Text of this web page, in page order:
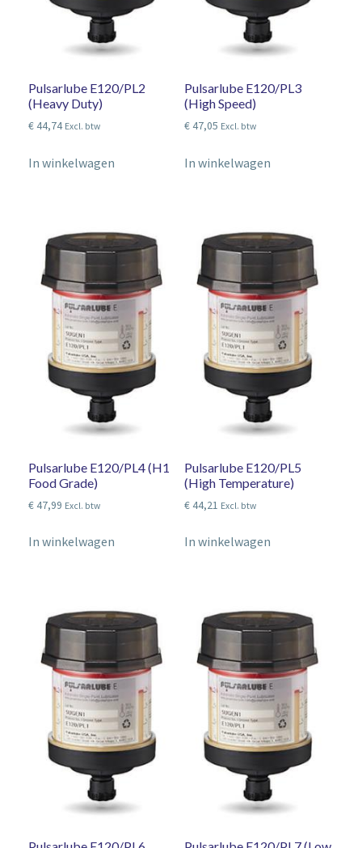
Pulsarlube E120/PL2
(Heavy Duty)
€44,74 Excl. btw
In winkelwagen
Pulsarlube E120/PL3
(High Speed)
€47,05 Excl. btw
In winkelwagen
Pulsarlube E120/PL4 (H1
Food Grade)
€47,99 Excl. btw
In winkelwagen
Pulsarlube E120/PL5
(High Temperature)
€44,21 Excl. btw
In winkelwagen